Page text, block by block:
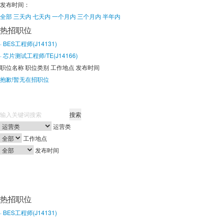
发布时间：
全部 三天内 七天内 一个月内 三个月内 半年内
热招职位
· BES工程师(J14131)
· 芯片测试工程师/TE(J14166)
职位名称职位类别 工作地点 发布时间
抱歉!暂无在招职位
搜索
运营类
工作地点
发布时间
热招职位
· BES工程师(J14131)